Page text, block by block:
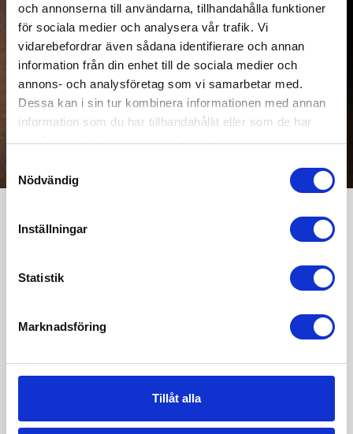
och annonserna till användarna, tillhandahålla funktioner
för sociala medier och analysera vår trafik. Vi
vidarebefordrar även sådana identifierare och annan
information från din enhet till de sociala medier och
annons- och analysföretag som vi samarbetar med.
Dessa kan i sin tur kombinera informationen med annan
information som du har tillhandahållit eller som de har
samlat in när du har använt deras tjänster.
Nödvändig
Inställningar
Statistik
Marknadsföring
Tillåt alla
på utställarnas berättelser om nyheter, produkter och
Stora scenen
skapa ett späckat scenprogram där du kan välja och vraka